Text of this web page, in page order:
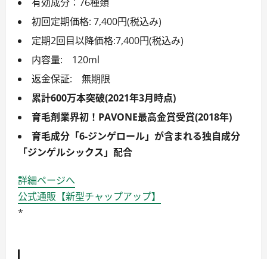
初回定期価格: 7,400円(税込み)
定期2回目以降価格:7,400円(税込み)
内容量: 120ml
返金保証: 無期限
累計600万本突破(2021年3月時点)
育毛剤業界初！PAVONE最高金賞受賞(2018年)
育毛成分「6-ジンゲロール」が含まれる独自成分
「ジンゲルシックス」配合
詳細ページへ
公式通販【新型チャップアップ】
*